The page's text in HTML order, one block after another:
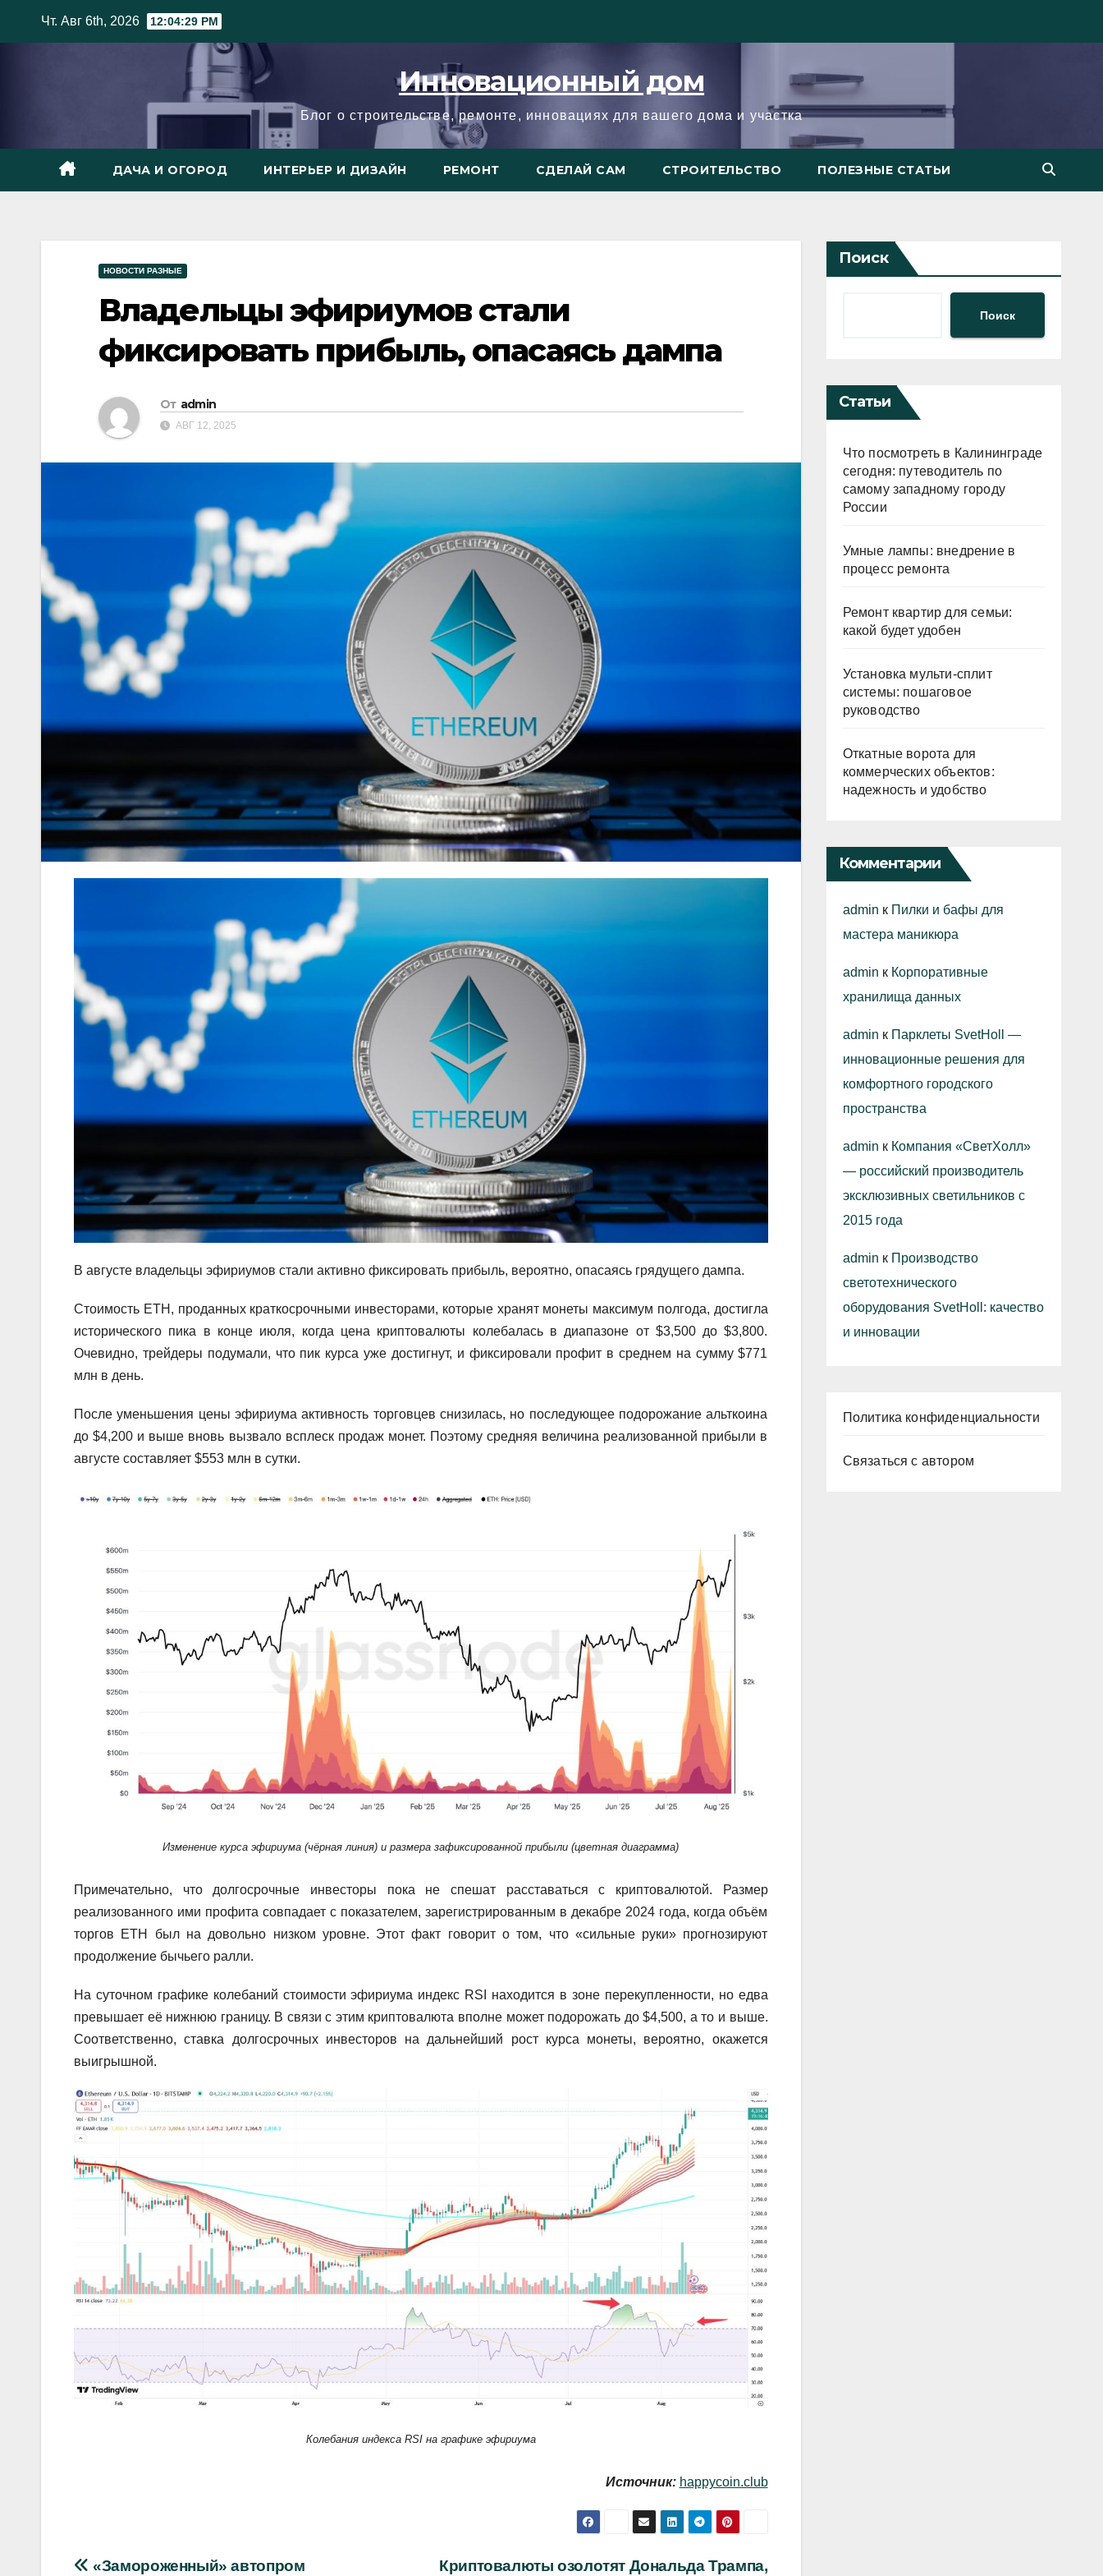
Чт. Авг 6th, 2026 12:04:31 PM
Инновационный дом
Блог о строительстве, ремонте, инновациях для вашего дома и участка
ДАЧА И ОГОРОД ИНТЕРЬЕР И ДИЗАЙН РЕМОНТ СДЕЛАЙ САМ СТРОИТЕЛЬСТВО ПОЛЕЗНЫЕ СТАТЬИ
НОВОСТИ РАЗНЫЕ
Владельцы эфириумов стали
фиксировать прибыль, опасаясь дампа
От admin
АВГ 12, 2025
В августе владельцы эфириумов стали активно фиксировать прибыль, вероятно, опасаясь грядущего дампа.
Стоимость ETH, проданных краткосрочными инвесторами, которые хранят монеты максимум полгода, достигла
исторического пика в конце июля, когда цена криптовалюты колебалась в диапазоне от $3,500 до $3,800.
Очевидно, трейдеры подумали, что пик курса уже достигнут, и фиксировали профит в среднем на сумму $771
млн в день.
После уменьшения цены эфириума активность торговцев снизилась, но последующее подорожание альткоина
до $4,200 и выше вновь вызвало всплеск продаж монет. Поэтому средняя величина реализованной прибыли в
августе составляет $553 млн в сутки.
Изменение курса эфириума (чёрная линия) и размера зафиксированной прибыли (цветная диаграмма)
Примечательно, что долгосрочные инвесторы пока не спешат расставаться с криптовалютой. Размер
реализованного ими профита совпадает с показателем, зарегистрированным в декабре 2024 года, когда объём
торгов ETH был на довольно низком уровне. Этот факт говорит о том, что «сильные руки» прогнозируют
продолжение бычьего ралли.
На суточном графике колебаний стоимости эфириума индекс RSI находится в зоне перекупленности, но едва
превышает её нижнюю границу. В связи с этим криптовалюта вполне может подорожать до $4,500, а то и выше.
Соответственно, ставка долгосрочных инвесторов на дальнейший рост курса монеты, вероятно, окажется
выигрышной.
Колебания индекса RSI на графике эфириума
Источник: happycoin.club
Криптовалюты озолотят Дональда Трампа,
«Замороженный» автопром
Поиск
Поиск
Статьи
Что посмотреть в Калининграде
сегодня: путеводитель по
самому западному городу
России
Умные лампы: внедрение в
процесс ремонта
Ремонт квартир для семьи:
какой будет удобен
Установка мульти-сплит
системы: пошаговое
руководство
Откатные ворота для
коммерческих объектов:
надежность и удобство
Комментарии
admin к Пилки и бафы для
мастера маникюра
admin к Корпоративные
хранилища данных
admin к Парклеты SvetHoll —
инновационные решения для
комфортного городского
пространства
admin к Компания «СветХолл»
— российский производитель
эксклюзивных светильников с
2015 года
admin к Производство
светотехнического
оборудования SvetHoll: качество
и инновации
Политика конфиденциальности
Связаться с автором